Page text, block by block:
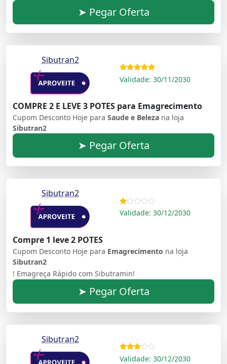
➤ Pegar Oferta
Sibutran2
Validade: 30/11/2030
COMPRE 2 E LEVE 3 POTES para Emagrecimento
Cupom Desconto Hoje para Saude e Beleza na loja
Sibutran2
➤ Pegar Oferta
Sibutran2
Validade: 30/12/2030
Compre 1 leve 2 POTES
Cupom Desconto Hoje para Emagrecimento na loja
Sibutran2
! Emagreça Rápido com Sibutramin!
➤ Pegar Oferta
Sibutran2
Validade: 30/12/2030